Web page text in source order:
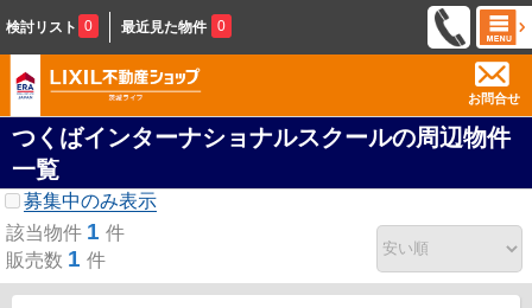
検討リスト 0 最近見た物件 0
お問合せ
つくばインターナショナルスクールの周辺物件
一覧
募集中のみ表示
該当物件 1 件
販売数 1 件